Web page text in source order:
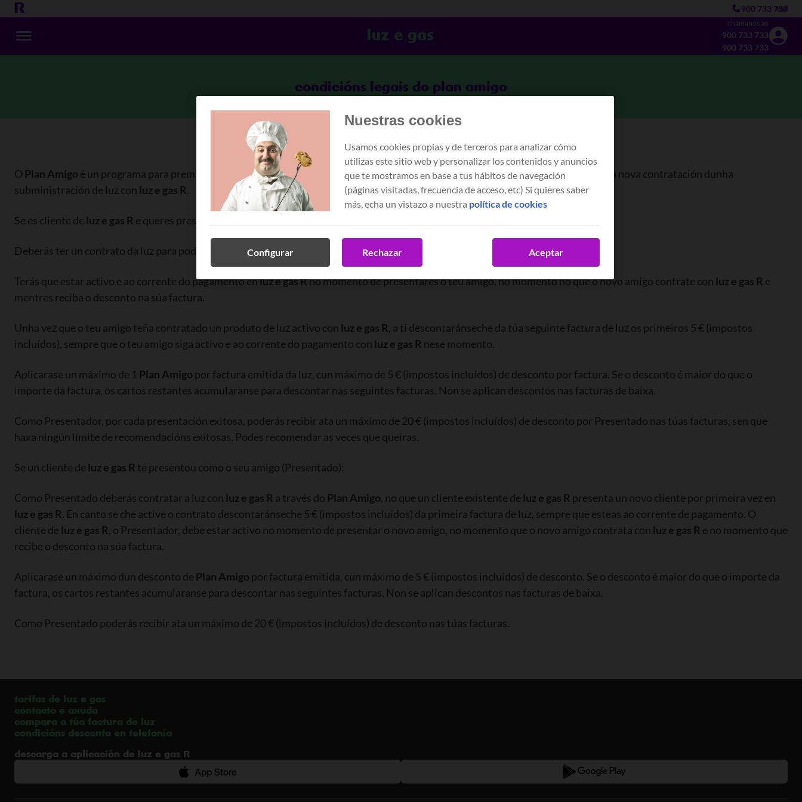
900 733 733
esgl
chámanos ao
900 733 733
900 733 733
condicións legais do plan amigo
O Plan Amigo é un programa para premiar todos os clientes que queiran recomendar a un amigo, familiar ou coñecido que faga unha nova contratación dunha
subministración de luz con luz e gas R.
Se es cliente de luz e gas R e queres presentar un amigo (Presentador):
Deberás ter un contrato da luz para poder presentar un amigo, familiar ou coñecido e así beneficiarte desta promoción.
Terás que estar activo e ao corrente do pagamento enluz e gas Rno momento de presentares o teu amigo, no momento no que o novo amigo contrate con luz e gas R e
mentres reciba o desconto na súa factura.
Unha vez que o teu amigo teña contratado un produto de luz activo con luz e gas R, a ti descontaránseche da túa seguinte factura de luz os primeiros 5 € (impostos
incluídos), sempre que o teu amigo siga activo e ao corrente do pagamento con luz e gas R nese momento.
Aplicarase un máximo de 1 Plan Amigo por factura emitida da luz, cun máximo de 5 € (impostos incluídos) de desconto por factura. Se o desconto é maior do que o
importe da factura, os cartos restantes acumularanse para descontar nas seguintes facturas. Non se aplican descontos nas facturas de baixa.
Como Presentador, por cada presentación exitosa, poderás recibir ata un máximo de 20 € (impostos incluídos) de desconto por Presentado nas túas facturas, sen que
haxa ningún límite de recomendacións exitosas. Podes recomendar as veces que queiras.
Se un cliente de luz e gas R te presentou como o seu amigo (Presentado):
Como Presentado deberás contratar a luz con luz e gas R a través do Plan Amigo, no que un cliente existente de luz e gas R presenta un novo cliente por primeira vez en
luz e gas R. En canto se che active o contrato descontaránseche 5 € (impostos incluídos) da primeira factura de luz, sempre que esteas ao corrente de pagamento. O
cliente de luz e gas R, o Presentador, debe estar activo no momento de presentar o novo amigo, no momento que o novo amigo contrata con luz e gas R e no momento que
recibe o desconto na súa factura.
Aplicarase un máximo dun desconto de Plan Amigo por factura emitida, cun máximo de 5 € (impostos incluídos) de desconto. Se o desconto é maior do que o importe da
factura, os cartos restantes acumularanse para descontar nas seguintes facturas. Non se aplican descontos nas facturas de baixa.
Como Presentado poderás recibir ata un máximo de 20 € (impostos incluídos) de desconto nas túas facturas.
tarifas de luz e gas
contacto e axuda
compara a túa factura de luz
condicións desconto en telefonía
Descarga a aplicación de luz e gas R
Nuestras cookies
Usamos cookies propias y de terceros para analizar cómo
utilizas este sitio web y personalizar los contenidos y anuncios
que te mostramos en base a tus hábitos de navegación
(páginas visitadas, frecuencia de acceso, etc) Si quieres saber
más, echa un vistazo a nuestra política de cookies
Rechazar Aceptar
Configurar